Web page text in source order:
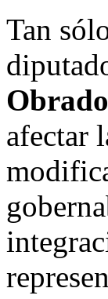
Tan
afectar